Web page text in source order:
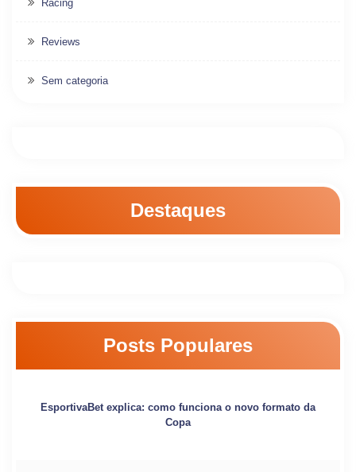
Racing
Reviews
Sem categoria
Destaques
Posts Populares
EsportivaBet explica: como funciona o novo formato da
Copa